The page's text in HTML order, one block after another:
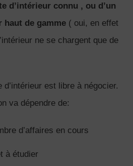
d’intérieur connu , ou d’un
haut de gamme ( oui, en effet
ne se chargent que de
d’intérieur est libre à négocier.
va dépendre de:
d’affaires en cours
à étudier